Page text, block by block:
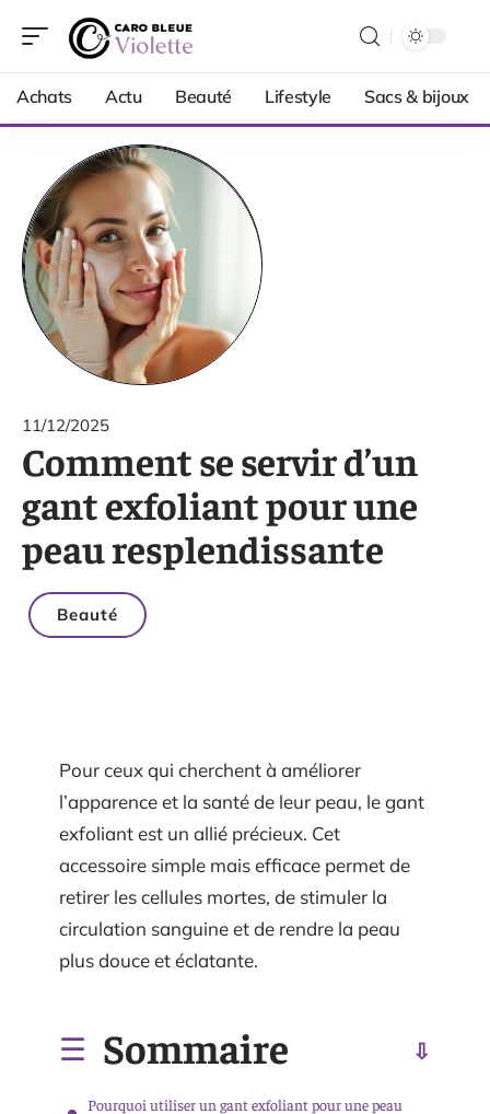
Achats Actu Beauté Lifestyle Sacs & bijoux
11/12/2025
Comment se servir d’un
gant exfoliant pour une
peau resplendissante
Beauté
Pour ceux qui cherchent à améliorer
l’apparence et la santé de leur peau, le gant
exfoliant est un allié précieux. Cet
accessoire simple mais efficace permet de
retirer les cellules mortes, de stimuler la
circulation sanguine et de rendre la peau
plus douce et éclatante.
Sommaire
Pourquoi utiliser un gant exfoliant pour une peau